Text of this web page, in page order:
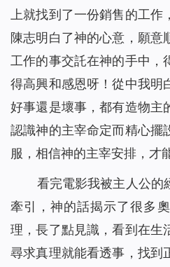
上就找到了一份銷售的工作
陳志明白了神的心意，願意
工作的事交託在神的手中，
得高興和感恩呀！從中我明
好事還是壞事，都有造物主
認識神的主宰命定而精心擺
服，相信神的主宰安排，才
看完電影我被主人公的
牽引，神的話揭示了很多
理，長了點見識，看到在生
尋求真理就能看透事，找到